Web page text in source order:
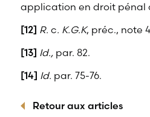
application en droit pénal
[12] R. c. K.G.K, préc., note
[13] Id.,par. 82.
[14] Id. par. 75-76.
Retour aux articles